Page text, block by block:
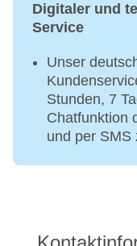
Digitaler und
Service
Unser
Stunden, 7
Chatfunktion
und per SMS